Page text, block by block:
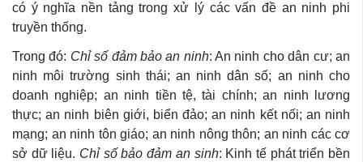
có ý nghĩa nền tảng trong xử lý các vấn đề an ninh phi
truyền thống.
Trong đó: Chỉ số đảm bảo an ninh: An ninh cho dân cư; an
ninh môi trường sinh thái; an ninh dân số; an ninh cho
doanh nghiệp; an ninh tiền tệ, tài chính; an ninh lương
thực; an ninh biên giới, biển đảo; an ninh kết nối; an ninh
mạng; an ninh tôn giáo; an ninh nông thôn; an ninh các cơ
sở dữ liệu. Chỉ số bảo đảm an sinh: Kinh tế phát triển bền